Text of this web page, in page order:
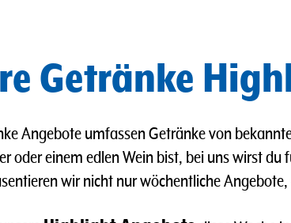
Getränke
Angebote umfassen Getränke von
oder einem edlen Wein bist, bei uns wirst
wir nicht nur wöchentliche